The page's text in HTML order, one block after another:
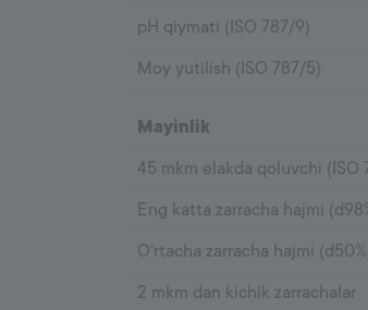
pH qiymati (ISO 787/9)
Moy yutilish (ISO 787/5)
Mayinlik
45 mkm elakda qoluvchi (ISO
Eng katta zarracha hajmi
O‘rtacha zarracha hajmi
2 mkm dan kichik zarrachalar